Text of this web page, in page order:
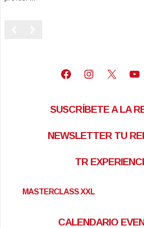
Facebook
Instagram
X
SUSCRÍBETE A LA
NEWSLETTER TU
TR
MASTERCLASS XXL
CALENDARIO